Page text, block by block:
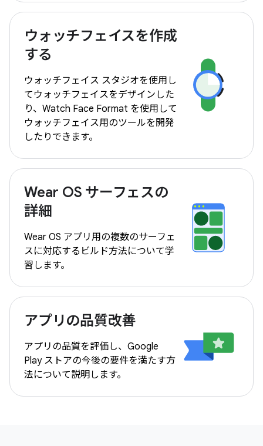
ウォッチフェイスを作成
する
ウォッチフェイス スタジオを使用し
てウォッチフェイスをデザインした
り、Watch Face Format を使用して
ウォッチフェイス用のツールを開発
したりできます。
Wear OS サーフェスの
詳細
Wear OS アプリ用の複数のサーフェ
スに対応するビルド方法について学
習します。
アプリの品質改善
アプリの品質を評価し、Google
Play ストアの今後の要件を満たす方
法について説明します。